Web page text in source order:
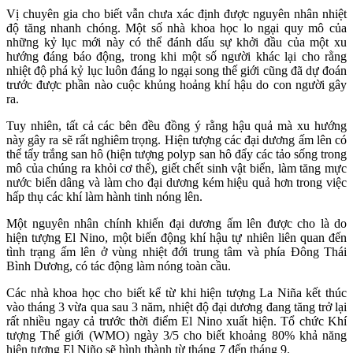
Vị chuyên gia cho biết vẫn chưa xác định được nguyên nhân nhiệt
độ tăng nhanh chóng. Một số nhà khoa học lo ngại quy mô của
những kỷ lục mới này có thể đánh dấu sự khởi đầu của một xu
hướng đáng báo động, trong khi một số người khác lại cho rằng
nhiệt độ phá kỷ lục luôn đáng lo ngại song thế giới cũng đã dự đoán
trước được phần nào cuộc khủng hoảng khí hậu do con người gây
ra.
Tuy nhiên, tất cả các bên đều đồng ý rằng hậu quả mà xu hướng
này gây ra sẽ rất nghiêm trọng. Hiện tượng các đại dương ấm lên có
thể tẩy trắng san hô (hiện tượng polyp san hô đẩy các tảo sống trong
mô của chúng ra khỏi cơ thể), giết chết sinh vật biển, làm tăng mực
nước biển dâng và làm cho đại dương kém hiệu quả hơn trong việc
hấp thụ các khí làm hành tinh nóng lên.
Một nguyên nhân chính khiến đại dương ấm lên được cho là do
hiện tượng El Nino, một biến động khí hậu tự nhiên liên quan đến
tình trạng ấm lên ở vùng nhiệt đới trung tâm và phía Đông Thái
Bình Dương, có tác động làm nóng toàn cầu.
Các nhà khoa học cho biết kể từ khi hiện tượng La Niña kết thúc
vào tháng 3 vừa qua sau 3 năm, nhiệt độ đại dương đang tăng trở lại
rất nhiều ngay cả trước thời điểm El Nino xuất hiện. Tổ chức Khí
tượng Thế giới (WMO) ngày 3/5 cho biết khoảng 80% khả năng
hiện tượng El Niño sẽ hình thành từ tháng 7 đến tháng 9.